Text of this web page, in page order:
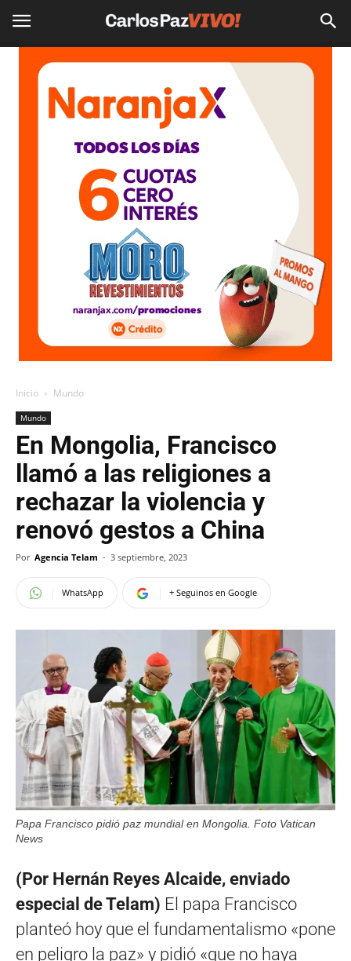
Inicio Mundo
Mundo
En Mongolia, Francisco
llamó a las religiones a
rechazar la violencia y
renovó gestos a China
Por Agencia Telam - 3 septiembre, 2023
WhatsApp + Seguinos en Google
Papa Francisco pidió paz mundial en Mongolia. Foto Vatican
News
(Por Hernán Reyes Alcaide, enviado
especial de Telam) El papa Francisco
planteó hoy que el fundamentalismo «pone
en peligro la paz» y pidió «que no haya